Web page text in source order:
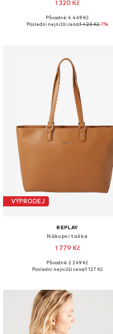
1 320 Kč
Dostupné v mnoha velikostech
Původně: 4 449 Kč
Poslední nejnižší cena:1 420 Kč-7%
VÝPRODEJ
REPLAY
Nákupní taška
1 779 Kč
Dostupné velikosti: One Size
Původně: 2 249 Kč
Poslední nejnižší cena:1 127 Kč